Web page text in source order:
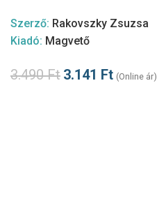
Szerző: Rakovszky Zsuzsa
Kiadó: Magvető
3.490Ft 3.141 Ft (Online ár)